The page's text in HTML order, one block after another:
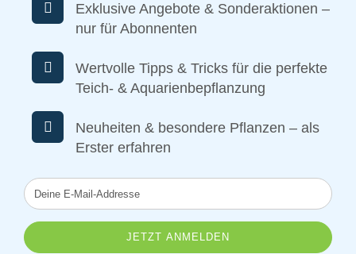
Exklusive Angebote & Sonderaktionen –
nur für Abonnenten
Wertvolle Tipps & Tricks für die perfekte
Teich- & Aquarienbepflanzung
Neuheiten & besondere Pflanzen – als
Erster erfahren
Deine
E-
Mail-
Addresse